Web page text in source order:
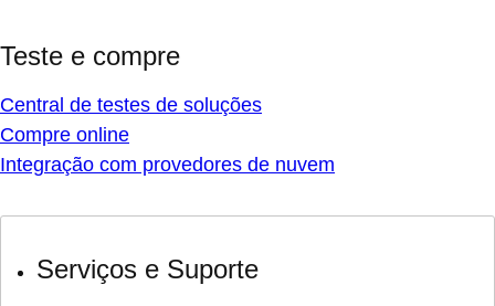
Teste e compre
Central de testes de soluções
Compre online
Integração com provedores de nuvem
Serviços e Suporte